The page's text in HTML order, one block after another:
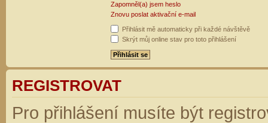
Zapomněl(a) jsem heslo
Znovu poslat aktivační e-mail
Přihlásit mě automaticky při každé návštěvě
Skrýt můj online stav pro toto přihlášení
REGISTROVAT
Pro přihlášení musíte být